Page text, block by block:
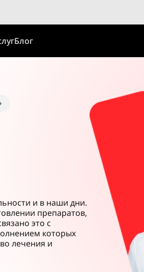
Блог
и в наши дни.
препаратов,
это с
которых
лечения и